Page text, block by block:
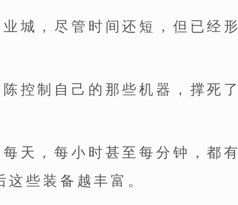
城，尽管时间还短，但已经
控制自己的那些机器，撑死
天，每小时甚至每分钟，都
些装备越丰富。